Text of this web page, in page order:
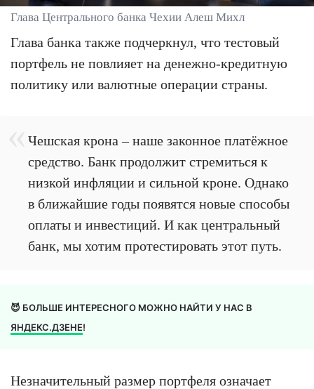
Глава Центрального банка Чехии Алеш Михл
Глава банка также подчеркнул, что тестовый
портфель не повлияет на денежно-кредитную
политику или валютные операции страны.
Чешская крона – наше законное платёжное
средство. Банк продолжит стремиться к
низкой инфляции и сильной кроне. Однако
в ближайшие годы появятся новые способы
оплаты и инвестиций. И как центральный
банк, мы хотим протестировать этот путь.
😈 БОЛЬШЕ ИНТЕРЕСНОГО МОЖНО НАЙТИ У НАС В
ЯНДЕКС.ДЗЕНЕ!
Незначительный размер портфеля означает